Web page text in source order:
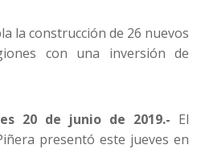
la construcción de 26 nuevos
con una inversión de
20 de junio de 2019.- El
presentó este jueves en